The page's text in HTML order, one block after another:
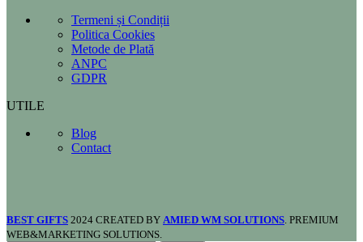
Termeni și Condiții
Politica Cookies
Metode de Plată
ANPC
GDPR
UTILE
Blog
Contact
BEST GIFTS 2024 CREATED BY AMIED WM SOLUTIONS . PREMIUM
WEB&MARKETING SOLUTIONS.